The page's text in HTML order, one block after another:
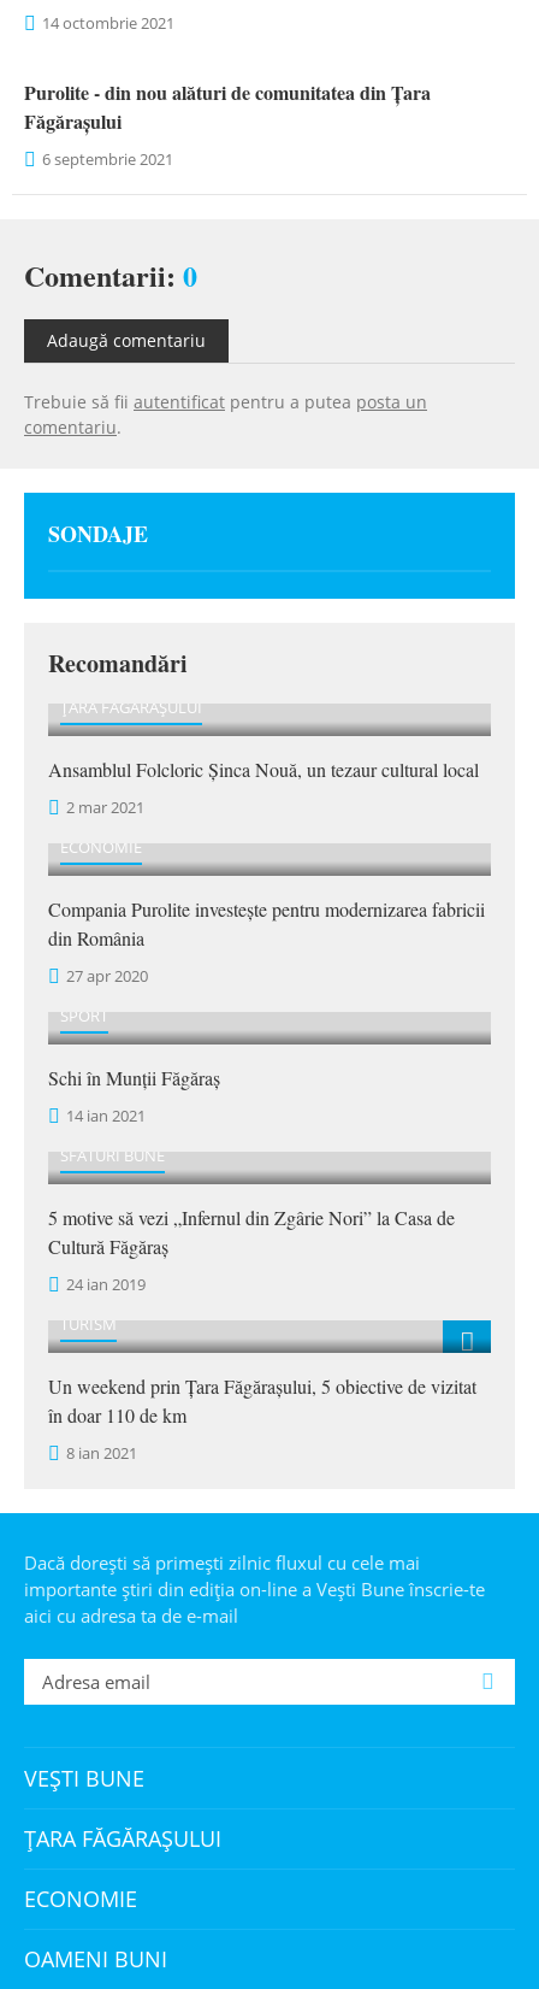
14 octombrie 2021
Purolite - din nou alături de comunitatea din Țara
Făgărașului
6 septembrie 2021
Comentarii: 0
Adaugă comentariu
Trebuie să fii autentificat pentru a putea posta un
comentariu.
SONDAJE
Recomandări
ȚARA FĂGĂRAȘULUI
Ansamblul Folcloric Șinca Nouă, un tezaur cultural local
2 mar 2021
ECONOMIE
Compania Purolite investește pentru modernizarea fabricii
din România
27 apr 2020
SPORT
Schi în Munții Făgăraș
14 ian 2021
SFATURI BUNE
5 motive să vezi „Infernul din Zgârie Nori” la Casa de
Cultură Făgăraș
24 ian 2019
TURISM
Un weekend prin Țara Făgărașului, 5 obiective de vizitat
în doar 110 de km
8 ian 2021
Dacă dorești să primești zilnic fluxul cu cele mai
importante știri din ediția on-line a Veşti Bune înscrie-te
aici cu adresa ta de e-mail
VEȘTI BUNE
ȚARA FĂGĂRAȘULUI
ECONOMIE
OAMENI BUNI